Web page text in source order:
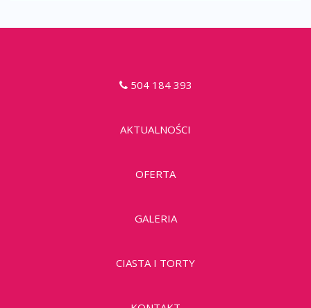
504 184 393
AKTUALNOŚCI
OFERTA
GALERIA
CIASTA I TORTY